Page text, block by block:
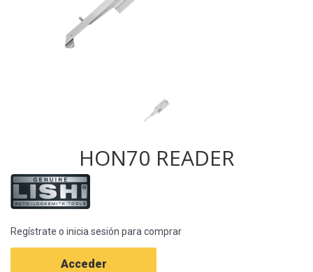
HON70 READER
Regístrate o inicia sesión para comprar
Acceder